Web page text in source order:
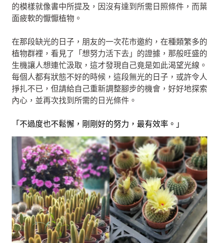
的模樣就像書中所提及，因沒有達到所需日照條件，而葉
面疲軟的懨懨植物。
在那段缺光的日子，朋友的一次花市邀約，在種類繁多的
植物群裡，看見了「想努力活下去」的證據，那般旺盛的
生機讓人想連忙汲取，這才發現自己竟是如此渴望光線。
每個人都有狀態不好的時候，這段無光的日子，或許令人
掙扎不已，但請給自己重新調整腳步的機會，好好地探索
內心，並再次找到所需的日光條件。
「不過度也不鬆懈，剛剛好的努力，最有效率。」